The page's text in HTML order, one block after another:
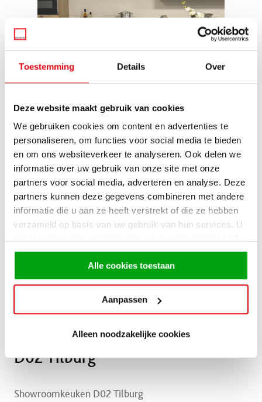
Toestemming Details Over
Deze website maakt gebruik van cookies
We gebruiken cookies om content en advertenties te
personaliseren, om functies voor social media te bieden
en om ons websiteverkeer te analyseren. Ook delen we
informatie over uw gebruik van onze site met onze
partners voor social media, adverteren en analyse. Deze
partners kunnen deze gegevens combineren met andere
informatie die u aan ze heeft verstrekt of die ze hebben
verzameld op basis van uw gebruik van hun services. U
gebruiken.
Alle cookies toestaan
Aanpassen
Alleen noodzakelijke cookies
Eiken Cornwall Tilburg
Showroomkeuken Eiken Cornwall Tilburg
D02 Tilburg
Showroomkeuken D02 Tilburg